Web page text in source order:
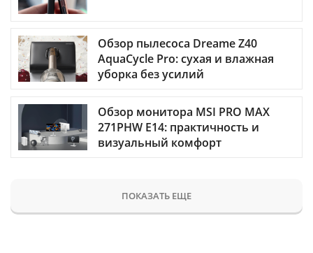
Обзор пылесоса Dreame Z40
AquaCycle Pro: сухая и влажная
уборка без усилий
Обзор монитора MSI PRO MAX
271PHW E14: практичность и
визуальный комфорт
ПОКАЗАТЬ ЕЩЕ